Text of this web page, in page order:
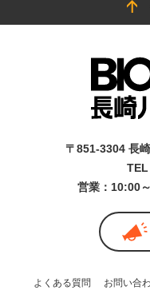
〒851-3304 長
営業：10:00
よくある質問 お問い合